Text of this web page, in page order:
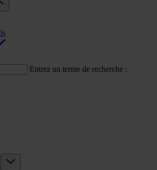
Entrez un terme de recherche :